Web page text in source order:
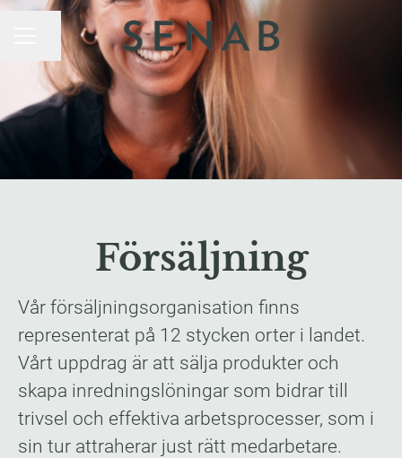
KARRIÄRMENY
Dela sidan
Försäljning
Vår försäljningsorganisation finns
representerat på 12 stycken orter i landet.
Vårt uppdrag är att sälja produkter och
skapa inredningslöningar som bidrar till
trivsel och effektiva arbetsprocesser, som i
sin tur attraherar just rätt medarbetare.